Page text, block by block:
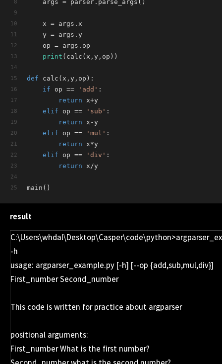
	args = parser.parse_args()
	x = args.x
	y = args.y
	op = args.op
print (calc(x,y,op))
def calc ( x,y,op ):
if op == 'add' :
return x+y
elif op == 'sub' :
return x-y
elif op == 'mul' :
return x*y
elif op == 'div' :
return x/y
main()
result
-h
usage: argparser_example.py [-h] [--op {add,sub,mul,div}]
First_number Second_number
This code is written for practice about argparser
positional arguments:
First_number What is the first number?